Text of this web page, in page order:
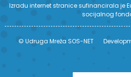
Izradu internet stranice sufinancirala je
socijalnog
© Udruga Mreža SOS-NET